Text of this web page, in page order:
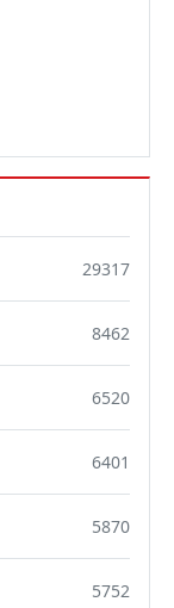
29317
8462
6520
6401
5870
5752